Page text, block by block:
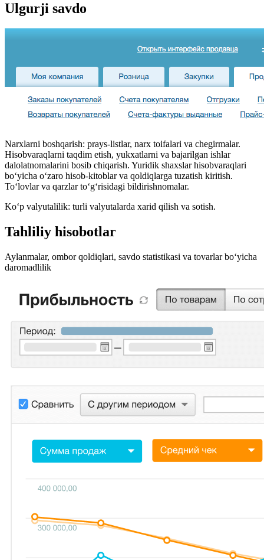
Ulgurji savdo
Narxlarni boshqarish: prays-listlar, narx toifalari va chegirmalar.
Hisobvaraqlarni taqdim etish, yukxatlarni va bajarilgan ishlar
dalolatnomalarini bosib chiqarish. Yuridik shaxslar hisobvaraqlari
bo‘yicha o‘zaro hisob-kitoblar va qoldiqlarga tuzatish kiritish.
To‘lovlar va qarzlar to‘g‘risidagi bildirishnomalar.
Ko‘p valyutalilik: turli valyutalarda xarid qilish va sotish.
Tahliliy hisobotlar
Aylanmalar, ombor qoldiqlari, savdo statistikasi va tovarlar bo‘yicha
daromadlilik